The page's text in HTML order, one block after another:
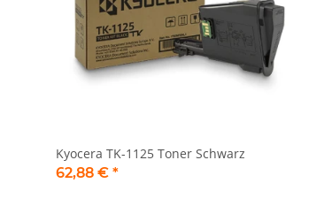
Kyocera TK-1125 Toner Schwarz
62,88 € *